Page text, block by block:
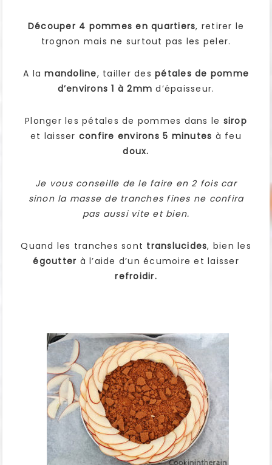
Découper 4 pommes en quartiers, retirer le
trognon mais ne surtout pas les peler.
A lamandoline, tailler des pétales de pomme
d’environs 1 à 2mm d’épaisseur.
Plonger les pétales de pommes dans le sirop
et laisser confire environs 5 minutes à feu
doux.
Je vous conseille de le faire en 2 fois car
sinon la masse de tranches fines ne confira
pas aussi vite et bien.
Quand les tranches sont translucides, bien les
égoutter à l’aide d’un écumoire et laisser
refroidir.